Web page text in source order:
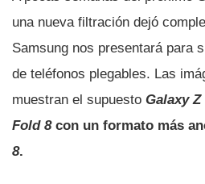
una nueva filtración dejó
Samsung nos presentará para
de teléfonos plegables. Las
muestran el supuesto Galaxy
Fold 8con un formato más
8.